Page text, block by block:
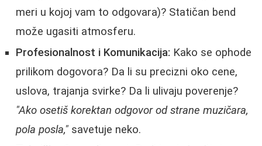
meri u kojoj vam to odgovara)? Statičan bend
može ugasiti atmosferu.
Profesionalnost i Komunikacija: Kako se ophode
prilikom dogovora? Da li su precizni oko cene,
uslova, trajanja svirke? Da li ulivaju poverenje?
"Ako osetiš korektan odgovor od strane muzičara,
pola posla," savetuje neko.